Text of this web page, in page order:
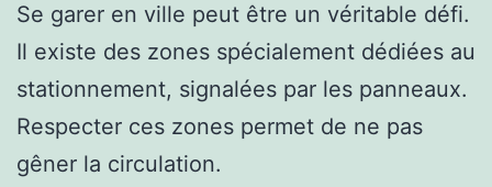
Se garer en ville peut être un véritable défi.
Il existe des zones spécialement dédiées au
stationnement, signalées par les panneaux.
Respecter ces zones permet de ne pas
gêner la circulation.